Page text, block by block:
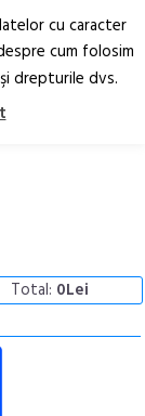
RO EN
Total: 0Lei
cu caracter
cum folosim
drepturile dvs.